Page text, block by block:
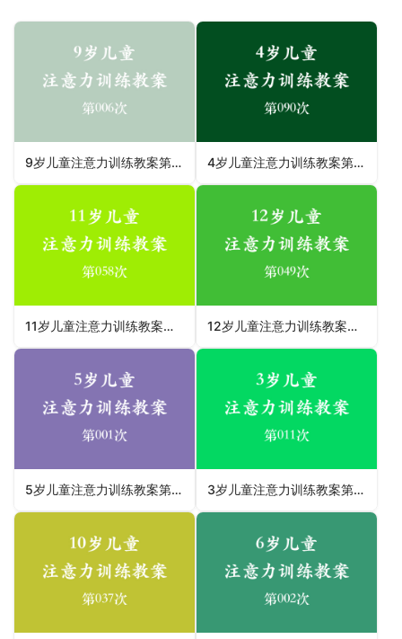
9岁儿童注意力训练教案第006次 共96次 4岁儿童注意力训练教案第090次 共96次
11岁儿童注意力训练教案第058次 共96次 12岁儿童注意力训练教案第049次 共96次
5岁儿童注意力训练教案第001次 共96次 3岁儿童注意力训练教案第011次 共96次